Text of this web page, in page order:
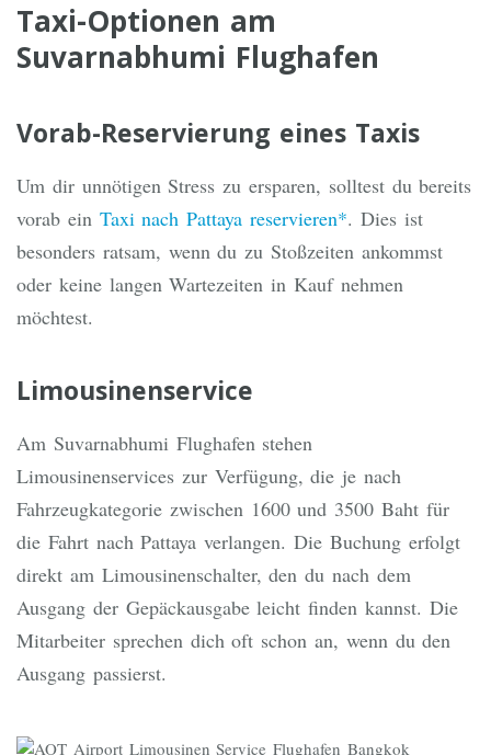
Taxi-Optionen am
Suvarnabhumi Flughafen
Vorab-Reservierung eines Taxis
Um dir unnötigen Stress zu ersparen, solltest du bereits
vorab ein Taxi nach Pattaya reservieren*. Dies ist
besonders ratsam, wenn du zu Stoßzeiten ankommst
oder keine langen Wartezeiten in Kauf nehmen
möchtest.
Limousinenservice
Am Suvarnabhumi Flughafen stehen
Limousinenservices zur Verfügung, die je nach
Fahrzeugkategorie zwischen 1600 und 3500 Baht für
die Fahrt nach Pattaya verlangen. Die Buchung erfolgt
direkt am Limousinenschalter, den du nach dem
Ausgang der Gepäckausgabe leicht finden kannst. Die
Mitarbeiter sprechen dich oft schon an, wenn du den
Ausgang passierst.